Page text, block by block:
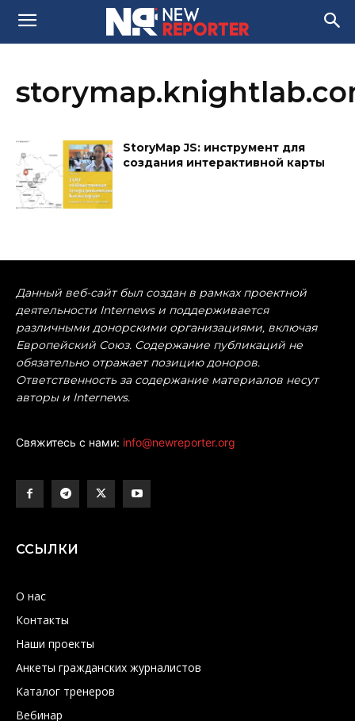
StoryMap JS: инструмент для
создания интерактивной карты
Данный веб-сайт был создан в рамках проектной
деятельности Internews и поддерживается
различными донорскими организациями, включая
Европейский Союз. Содержание публикаций не
обязательно отражает позицию доноров.
Ответственность за содержание материалов несут
авторы и Internews.
Свяжитесь с нами: info@newreporter.org
ССЫЛКИ
О нас
Контакты
Наши проекты
Анкеты гражданских журналистов
Каталог тренеров
Вебинар